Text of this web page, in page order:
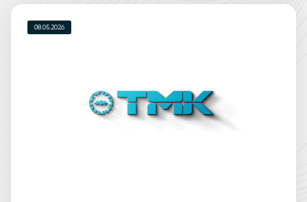
08.05.2026